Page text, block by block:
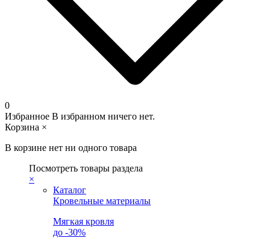
0
Избранное В избранном ничего нет.
Корзина ×
В корзине нет ни одного товара
Посмотреть товары раздела
×
Каталог
Кровельные материалы
Мягкая кровля
до -30%